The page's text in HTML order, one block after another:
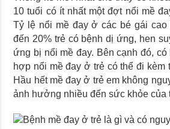
10 tuổi có ít nhất một đợt nổi mề
Tỷ lệ nổi mề đay ở các bé gái
đến 20% trẻ có bệnh dị ứng, hen
ứng bị nổi mề đay. Bên cạnh đó,
hợp nổi mề đay ở trẻ có thể đi kèm
Hầu hết mề đay ở trẻ em không
ảnh hưởng nhiều đến sức khỏe của